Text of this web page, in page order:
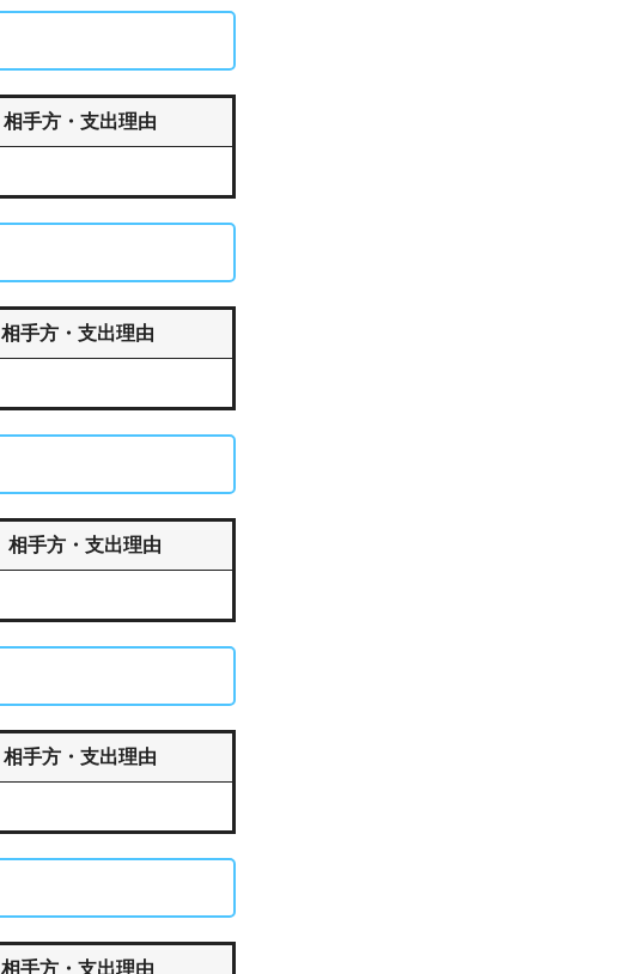
相手方・支出理由
相手方・支出理由
相手方・支出理由
相手方・支出理由
相手方・支出理由